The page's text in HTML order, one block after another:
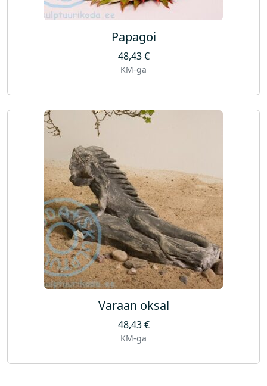
Papagoi
48,43€
KM-ga
Varaan oksal
48,43€
KM-ga